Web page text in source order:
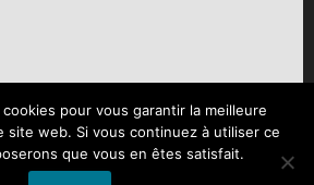
pour vous garantir la meilleure
site web. Si vous continuez à utiliser ce
que vous en êtes satisfait.